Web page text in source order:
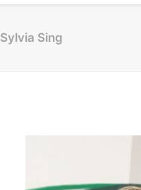
Sylvia Sing